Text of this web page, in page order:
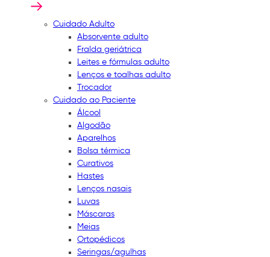
Cuidado Adulto
Absorvente adulto
Fralda geriátrica
Leites e fórmulas adulto
Lenços e toalhas adulto
Trocador
Cuidado ao Paciente
Álcool
Algodão
Aparelhos
Bolsa térmica
Curativos
Hastes
Lenços nasais
Luvas
Máscaras
Meias
Ortopédicos
Seringas/agulhas